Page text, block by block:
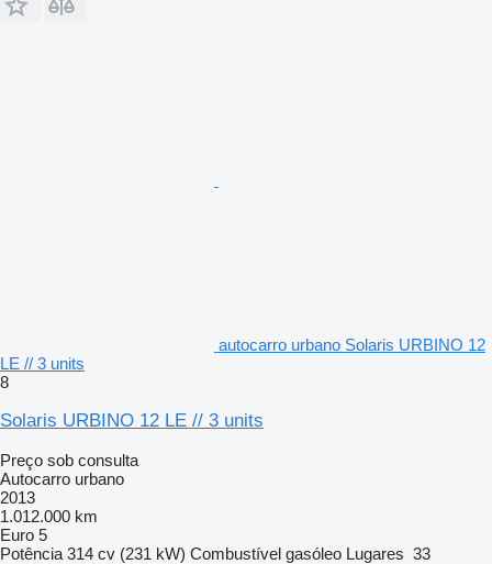
autocarro urbano Solaris URBINO 12
LE // 3 units
8
Solaris URBINO 12 LE // 3 units
Preço sob consulta
Autocarro urbano
2013
1.012.000 km
Euro 5
Potência 314 cv (231 kW) Combustível gasóleo Lugares 33